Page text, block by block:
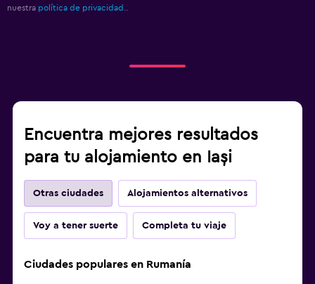
nuestra política de privacidad.
Encuentra mejores resultados
para tu alojamiento en Iași
Otras ciudades Alojamientos alternativos
Voy a tener suerte Completa tu viaje
Ciudades populares en Rumanía